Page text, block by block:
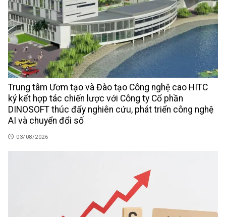
Trung tâm Ươm tạo và Đào tạo Công nghệ cao HITC
ký kết hợp tác chiến lược với Công ty Cổ phần
DINOSOFT thúc đẩy nghiên cứu, phát triển công nghệ
AI và chuyển đổi số
03/08/2026